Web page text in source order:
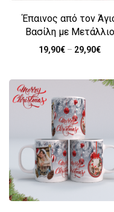
Έπαινος από τον
Βασίλη με Μετάλλιο
19,90€ – 29,90€